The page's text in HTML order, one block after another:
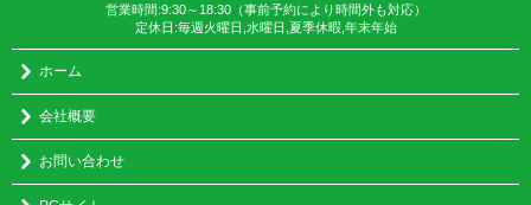
営業時間:9:30～18:30（事前予約により時間外も対応）
定休日:毎週火曜日,水曜日,夏季休暇,年末年始
ホーム
会社概要
お問い合わせ